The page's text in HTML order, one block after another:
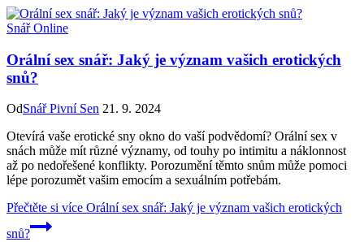
Snář Online
Orální sex snář: Jaký je význam vašich erotických
snů?
OdSnář Pivní Sen 21. 9. 2024
Otevírá vaše erotické sny okno do vaší podvědomí? Orální sex v
snách může mít různé významy, od touhy po intimitu a náklonnost
až po nedořešené konflikty. Porozumění těmto snům může pomoci
lépe porozumět vašim emocím a sexuálním potřebám.
Přečtěte si více Orální sex snář: Jaký je význam vašich erotických
snů?